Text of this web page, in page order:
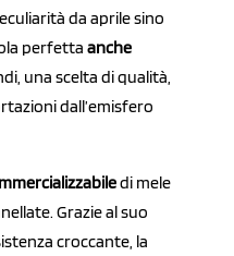
da aprile sino
perfetta anche
una scelta di qualità,
dall’emisfero
di mele
Grazie al suo
croccante, la